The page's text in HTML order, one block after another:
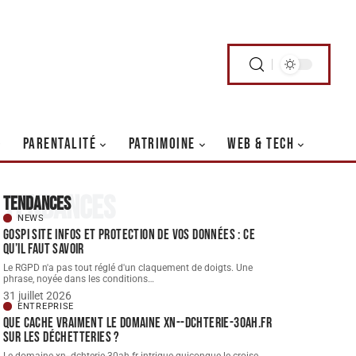
PARENTALITÉ PATRIMOINE WEB & TECH
Tendances
Tendances
NEWS
Gospi site infos et protection de vos données : ce
qu’il faut savoir
Le RGPD n'a pas tout réglé d'un claquement de doigts. Une
phrase, noyée dans les conditions…
31 juillet 2026
ENTREPRISE
Que cache vraiment le domaine xn--dchterie-30ah.fr
sur les déchetteries ?